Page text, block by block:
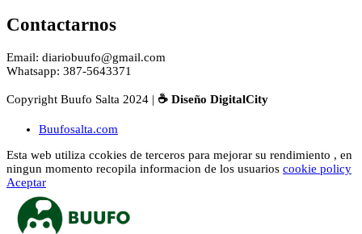
Contactarnos
Email: diariobuufo@gmail.com
Whatsapp: 387-5643371
Copyright Buufo Salta 2024 | ☕ Diseño DigitalCity
Buufosalta.com
Esta web utiliza ccokies de terceros para mejorar su rendimiento , en
ningun momento recopila informacion de los usuarios cookie policy
Aceptar